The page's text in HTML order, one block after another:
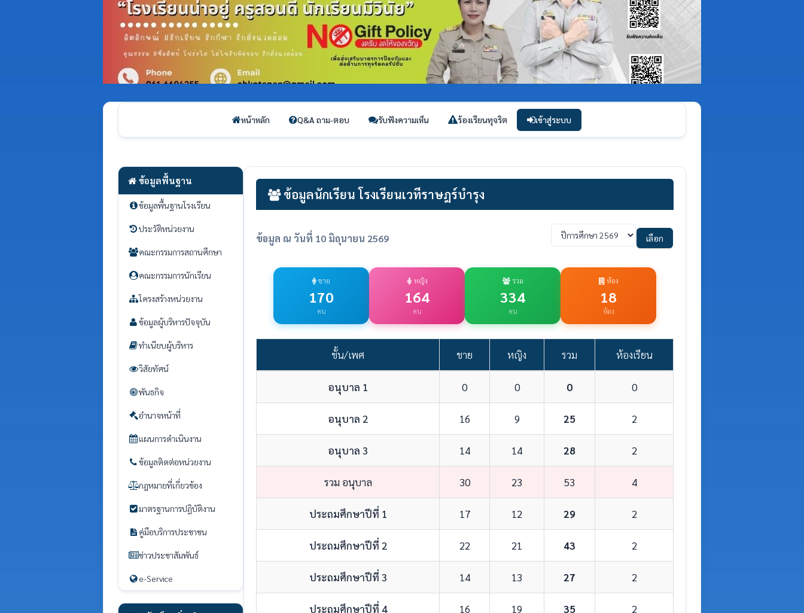
หน้าหลัก Q&A ถาม-ตอบ รับฟังความเห็น ร้องเรียนทุจริต เข้าสู่ระบบ
ข้อมูลพื้นฐาน
ข้อมูลพื้นฐานโรงเรียน
ประวัติหน่วยงาน
คณะกรรมการสถานศึกษา
คณะกรรมการนักเรียน
โครงสร้างหน่วยงาน
ข้อมูลผู้บริหารปัจจุบัน
ทำเนียบผู้บริหาร
วิสัยทัศน์
พันธกิจ
อำนาจหน้าที่
แผนการดำเนินงาน
ข้อมูลติดต่อหน่วยงาน
กฎหมายที่เกี่ยวข้อง
มาตรฐานการปฏิบัติงาน
คู่มือบริการประชาชน
ข่าวประชาสัมพันธ์
e-Service
ข้อมูลนักเรียน โรงเรียนเวทีราษฎร์บำรุง
ข้อมูล ณ วันที่ 10 มิถุนายน 2569 เลือก
ชาย
170
คน
หญิง
164
คน
รวม
334
คน
ห้อง
18
ห้อง
ชั้น/เพศ ชาย หญิง รวม ห้องเรียน
อนุบาล 1 0 0 0 0
อนุบาล 2 16 9 25 2
อนุบาล 3 14 14 28 2
รวม อนุบาล 30 23 53 4
ประถมศึกษาปีที่ 1 17 12 29 2
ประถมศึกษาปีที่ 2 22 21 43 2
ประถมศึกษาปีที่ 3 14 13 27 2
ประถมศึกษาปีที่ 4 16 19 35 2